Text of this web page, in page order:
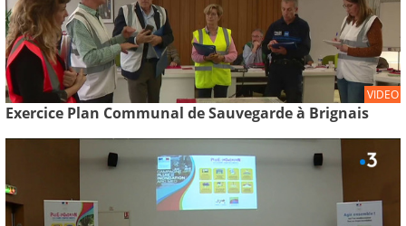
VIDEO
Exercice Plan Communal de Sauvegarde à Brignais